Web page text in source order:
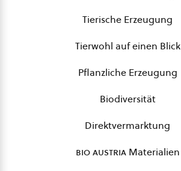
Tierische Erzeugung
Tierwohl auf einen Blick
Pflanzliche Erzeugung
Biodiversität
Direktvermarktung
bio austriaMaterialien